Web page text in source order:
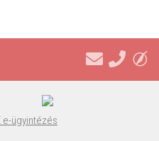
e-ügyintézés